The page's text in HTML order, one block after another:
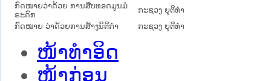
ກົດໝາຍວ່າດ້ວຍ ການສືບທອດມູນມໍ
ຣະດົກ
ກະຊວງ ຍຸຕິທໍາ
ກົດໝາຍ ວ່າດ້ວຍການສ້າງນິຕິກໍາ
ກະຊວງ ຍຸຕິທໍາ
ໜ້າທໍາອິດ
ໜ້າກ່ອນ